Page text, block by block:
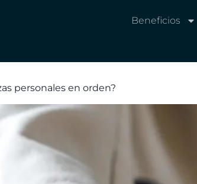
Beneficios
personales en orden?